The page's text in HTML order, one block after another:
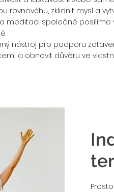
rovnováhu, zklidnit mysl a
a meditaci společně
nástroj pro podporu
a obnovit důvěru ve